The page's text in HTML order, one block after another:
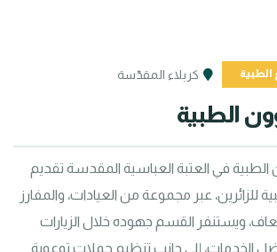
الطبية كربلاء المقدّسة
الطبية